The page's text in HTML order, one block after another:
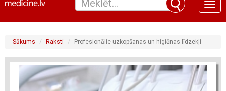
Toggle
Sākums Raksti Profesionālie uzkopšanas un higiēnas līdzekļi